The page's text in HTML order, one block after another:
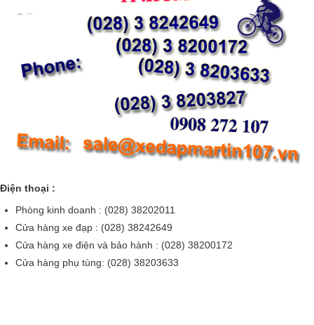
Điện thoại :
Phòng kinh doanh : (028) 38202011
Cửa hàng xe đạp : (028) 38242649
Cửa hàng xe điện và bảo hành : (028) 38200172
Cửa hàng phụ tùng: (028) 38203633